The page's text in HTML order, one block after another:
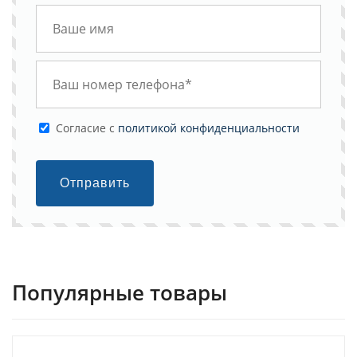
Cогласие с политикой конфиденциальности
Отправить
Популярные товары